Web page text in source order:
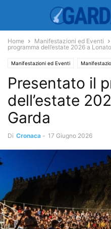
Home Manifestazioni ed Eventi
programma dell’estate 2026 a
Manifestazioni ed Eventi
Economia e Turismo Turismo
Presentato il
dell’estate
Garda
Di Cronaca - 17 Giugno 2026